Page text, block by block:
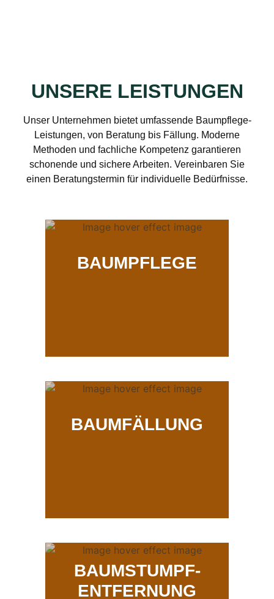
UNSERE LEISTUNGEN
Unser Unternehmen bietet umfassende Baumpflege-
Leistungen, von Beratung bis Fällung. Moderne
Methoden und fachliche Kompetenz garantieren
schonende und sichere Arbeiten. Vereinbaren Sie
einen Beratungstermin für individuelle Bedürfnisse.
BAUMPFLEGE
BAUMFÄLLUNG
BAUMSTUMPF-
ENTFERNUNG